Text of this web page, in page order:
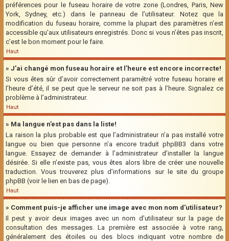
préférences pour le fuseau horaire de votre zone (Londres, Paris, New
York, Sydney, etc.) dans le panneau de l’utilisateur. Notez que la
modification du fuseau horaire, comme la plupart des paramètres n’est
accessible qu’aux utilisateurs enregistrés. Donc si vous n’êtes pas inscrit,
c’est le bon moment pour le faire.
Haut
» J’ai changé mon fuseau horaire et l’heure est encore incorrecte!
Si vous êtes sûr d’avoir correctement paramétré votre fuseau horaire et
l’heure d’été, il se peut que le serveur ne soit pas à l’heure. Signalez ce
problème à l’administrateur.
Haut
» Ma langue n’est pas dans la liste!
La raison la plus probable est que l’administrateur n’a pas installé votre
langue ou bien que personne n’a encore traduit phpBB3 dans votre
langue. Essayez de demander à l’administrateur d’installer la langue
désirée. Si elle n’existe pas, vous êtes alors libre de créer une nouvelle
traduction. Vous trouverez plus d’informations sur le site du groupe
phpBB (voir le lien en bas de page).
Haut
» Comment puis-je afficher une image avec mon nom d’utilisateur?
Il peut y avoir deux images avec un nom d’utilisateur sur la page de
consultation des messages. La première est associée à votre rang,
généralement des étoiles ou des blocs indiquant votre nombre de